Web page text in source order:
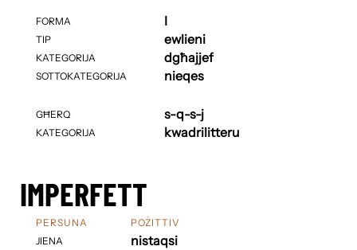
FORMA
TIP
KATEGORIJA
SOTTOKATEGORIJA
GĦERQ
KATEGORIJA
I
ewlieni
dgħajjef
nieqes
s-q-s-j
kwadrilitteru
IMPERFETT
PERSUNA
JIENA
POŻITTIV
nistaqsi